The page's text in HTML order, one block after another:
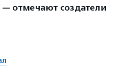
— отмечают создатели